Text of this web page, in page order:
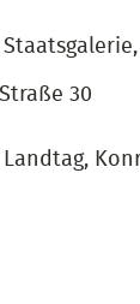
30
Landtag,